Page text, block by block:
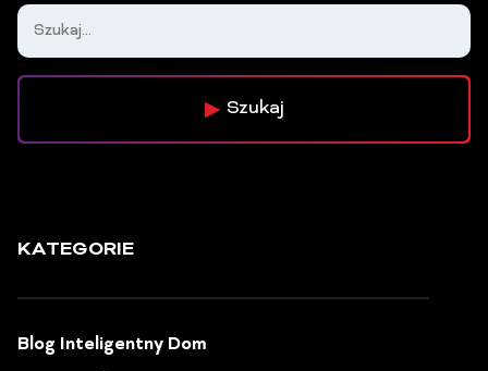
Szukaj
KATEGORIE
Blog Inteligentny Dom